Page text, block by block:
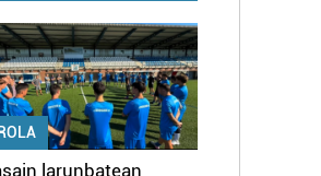
larunbatean